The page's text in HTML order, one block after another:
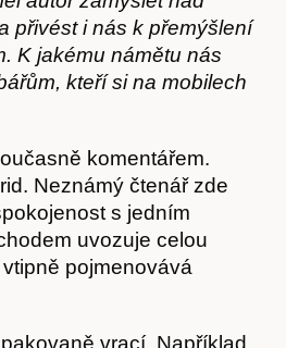
Akce
přivést i nás k přemýšlení
K jakému námětu nás
kteří si na mobilech
komentářem.
Neznámý čtenář zde
s jedním
uvozuje celou
pojmenovává
vrací. Například